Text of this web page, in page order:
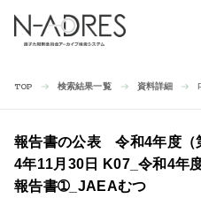
TOP 検索結果一覧 資料詳細
報告書の公表 令和4年度（
4年11月30日 K07_令和4年
報告書➀_JAEAむつ